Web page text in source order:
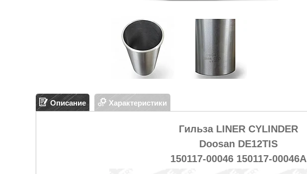
Описание Характеристики
Гильза LINER CYLINDER
Doosan DE12TIS
150117-00046 150117-00046A